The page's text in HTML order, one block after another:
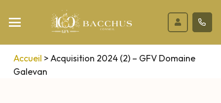
Accueil > Acquisition 2024 (2) – GFV Domaine
Galevan